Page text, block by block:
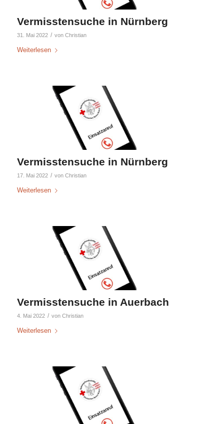
Vermisstensuche in Nürnberg
31. Mai 2022 / von Christian
Weiterlesen
Vermisstensuche in Nürnberg
17. Mai 2022 / von Christian
Weiterlesen
Vermisstensuche in Auerbach
4. Mai 2022 / von Christian
Weiterlesen